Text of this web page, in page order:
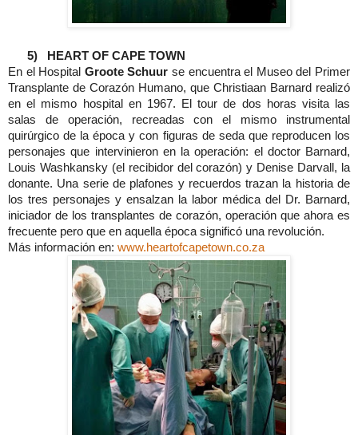
5) HEART OF CAPE TOWN
En el Hospital Groote Schuurse encuentra el Museodel
Primer
Transplante de Corazón Humano, que Christiaan Barnard realizó
en el mismo hospital en 1967. El tour de dos horas visita las
salas de operación, recreadas con el mismo instrumental
quirúrgico de la época y con figuras de seda que reproducen los
personajes que intervinieron en la operación: el doctor Barnard,
Louis Washkansky (el recibidor del corazón) y Denise Darvall, la
donante. Una serie de plafones y recuerdos trazan la historia de
los tres personajes y ensalzan la labor médica del Dr. Barnard,
iniciador de los transplantes de corazón, operación que ahora es
frecuente pero que en aquella época significó una revolución.
Más información en: www.heartofcapetown.co.za